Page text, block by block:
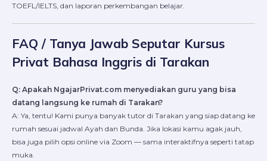
TOEFL/IELTS, dan laporan perkembangan belajar.
FAQ / Tanya Jawab Seputar Kursus
Privat Bahasa Inggris di Tarakan
Q: Apakah NgajarPrivat.com menyediakan guru yang bisa
datang langsung ke rumah di Tarakan?
A: Ya, tentu! Kami punya banyak tutor di Tarakan yang siap datang ke
rumah sesuai jadwal Ayah dan Bunda. Jika lokasi kamu agak jauh,
bisa juga pilih opsi online via Zoom — sama interaktifnya seperti tatap
muka.